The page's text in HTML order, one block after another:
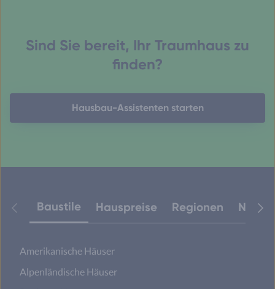
Sind Sie bereit, Ihr Traumhaus zu
finden?
Hausbau-Assistenten starten
Baustile Hauspreise Regionen
Amerikanische Häuser
Alpenländische Häuser